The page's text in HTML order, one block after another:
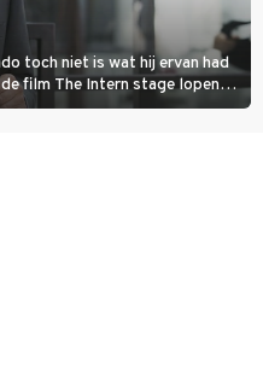
toch niet is wat hij ervan had
film The Intern stage lopen
een gouden zet blijkt te zijn.